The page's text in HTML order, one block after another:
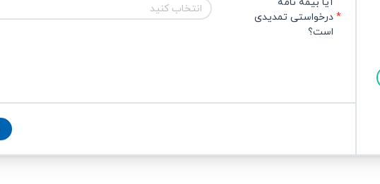
درخواستی تمدیدی
است؟
انتخاب کنید